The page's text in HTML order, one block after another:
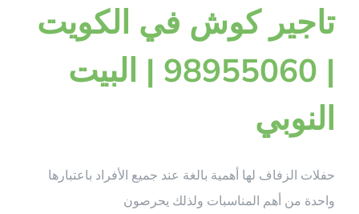
تاجير كوش في الكويت
| 98955060 | البيت
النوبي
حفلات الزفاف لها أهمية بالغة عند جميع الأفراد باعتبارها
واحدة من أهم المناسبات ولذلك يحرصون